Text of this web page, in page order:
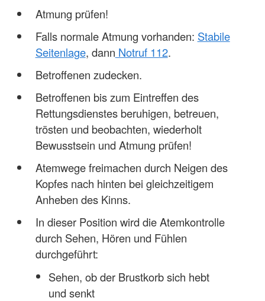
Atmung prüfen!
Falls normale Atmung vorhanden: Stabile
Seitenlage, dann Notruf 112.
Betroffenen zudecken.
Betroffenen bis zum Eintreffen des
Rettungsdienstes beruhigen, betreuen,
trösten und beobachten, wiederholt
Bewusstsein und Atmung prüfen!
Atemwege freimachen durch Neigen des
Kopfes nach hinten bei gleichzeitigem
Anheben des Kinns.
In dieser Position wird die Atemkontrolle
durch Sehen, Hören und Fühlen
durchgeführt:
Sehen, ob der Brustkorb sich hebt
und senkt